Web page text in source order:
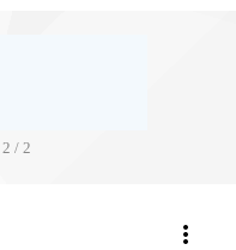
2 / 2
more_vert